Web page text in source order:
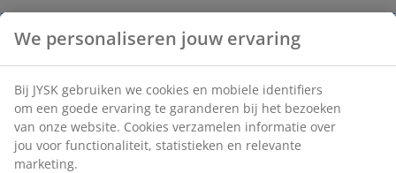
Flexibele bezorgopties
Snelle en gemakkelijke bezorgopties
Artikelnummer: 2902801
We personaliseren jouw ervaring
Bij JYSK gebruiken we cookies en mobiele identifiers
om een goede ervaring te garanderen bij het bezoeken
van onze website. Cookies verzamelen informatie over
jou voor functionaliteit, statistieken en relevante
marketing.